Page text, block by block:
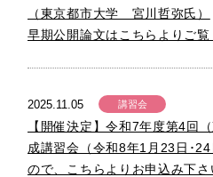
（東京都市大学 宮川哲弥氏）
早期公開論文はこちらよりご覧
2025.11.05 講習会
【開催決定】令和7年度第4回
成講習会（令和8年1月23日･
ので、こちらよりお申込み下さ